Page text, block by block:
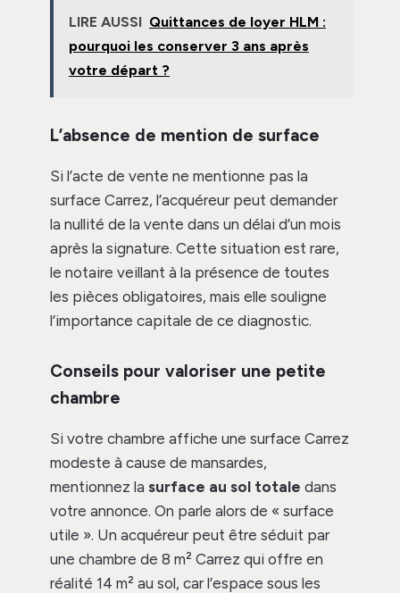
LIRE AUSSI Quittances de loyer HLM :
pourquoi les conserver 3 ans après
votre départ ?
L’absence de mention de surface
Si l’acte de vente ne mentionne pas la
surface Carrez, l’acquéreur peut demander
la nullité de la vente dans un délai d’un mois
après la signature. Cette situation est rare,
le notaire veillant à la présence de toutes
les pièces obligatoires, mais elle souligne
l’importance capitale de ce diagnostic.
Conseils pour valoriser une petite
chambre
Si votre chambre affiche une surface Carrez
modeste à cause de mansardes,
mentionnez la surface au sol totale dans
votre annonce. On parle alors de « surface
utile ». Un acquéreur peut être séduit par
une chambre de 8 m² Carrez qui offre en
réalité 14 m² au sol, car l’espace sous les